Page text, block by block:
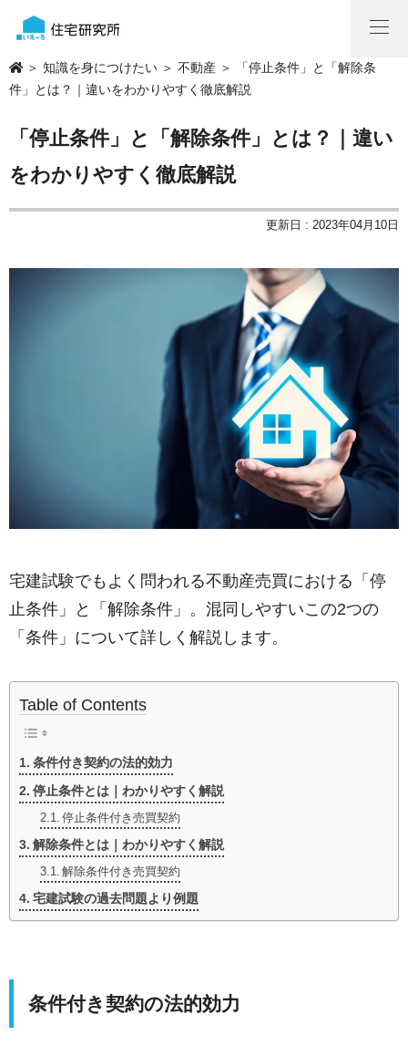
＞ 知識を身につけたい ＞ 不動産 ＞ 「停止条件」と「解除条
件」とは？｜違いをわかりやすく徹底解説
「停止条件」と「解除条件」とは？｜違い
をわかりやすく徹底解説
更新日 : 2023年04月10日
宅建試験でもよく問われる不動産売買における「停
止条件」と「解除条件」。混同しやすいこの2つの
「条件」について詳しく解説します。
Table of Contents
条件付き契約の法的効力
停止条件とは｜わかりやすく解説
停止条件付き売買契約
解除条件とは｜わかりやすく解説
解除条件付き売買契約
宅建試験の過去問題より例題
条件付き契約の法的効力